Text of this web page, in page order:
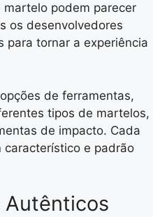
podem parecer
os desenvolvedores
para tornar a experiência
de ferramentas,
tipos de martelos,
de impacto. Cada
característico e padrão
Autênticos